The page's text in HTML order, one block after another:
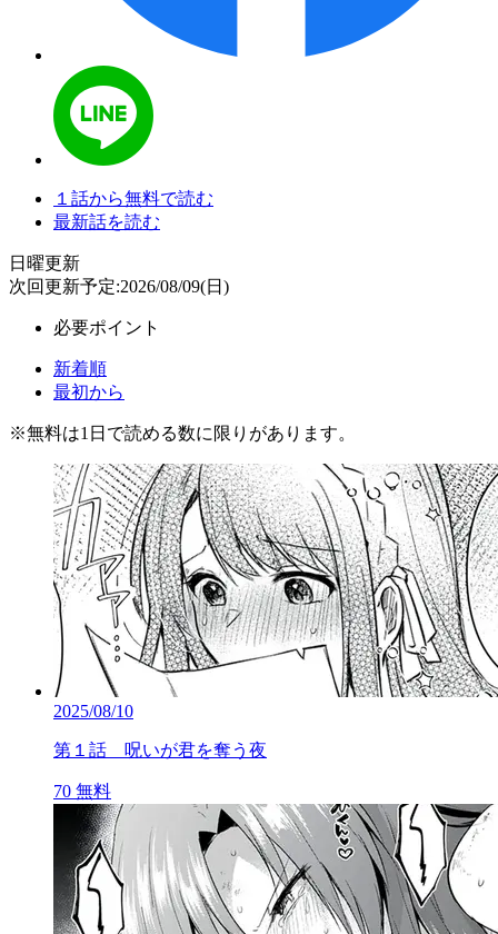
１話から無料で読む
最新話を読む
日曜更新
次回更新予定:2026/08/09(日)
必要ポイント
新着順
最初から
※無料は1日で読める数に限りがあります。
2025/08/10
第１話 呪いが君を奪う夜
70 無料